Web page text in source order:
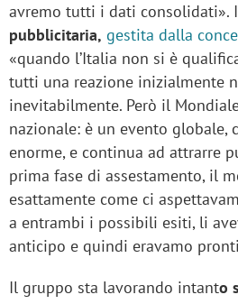
avremo tutti i dati consolidati».
pubblicitaria, gestita dalla
«quando l’Italia non si è
tutti una reazione inizialmente
inevitabilmente. Però il
nazionale: è un evento globale,
enorme, e continua ad attrarre
prima fase di assestamento, il
esattamente come ci
a entrambi i possibili esiti, li
anticipo e quindi eravamo
Il gruppo sta lavorando intanto